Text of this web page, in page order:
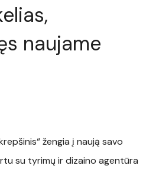
naujame
žengia į naują savo
su tyrimų ir dizaino agentūra